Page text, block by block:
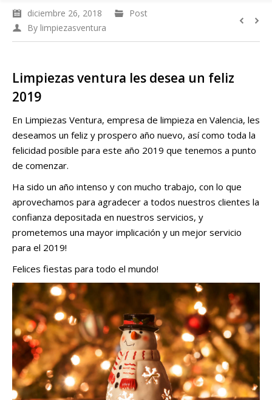
diciembre 26, 2018
Post
By limpiezasventura
Limpiezas ventura les desea un feliz
2019
En Limpiezas Ventura, empresa de limpieza en Valencia, les
deseamos un feliz y prospero año nuevo, así como toda la
felicidad posible para este año 2019 que tenemos a punto
de comenzar.
Ha sido un año intenso y con mucho trabajo, con lo que
aprovechamos para agradecer a todos nuestros clientes la
confianza depositada en nuestros servicios, y
prometemos una mayor implicación y un mejor servicio
para el 2019!
Felices fiestas para todo el mundo!